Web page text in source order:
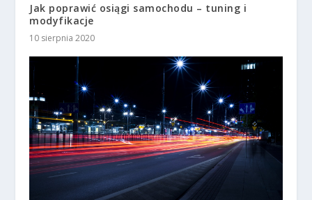
Jak poprawić osiągi samochodu – tuning i
modyfikacje
10 sierpnia 2020